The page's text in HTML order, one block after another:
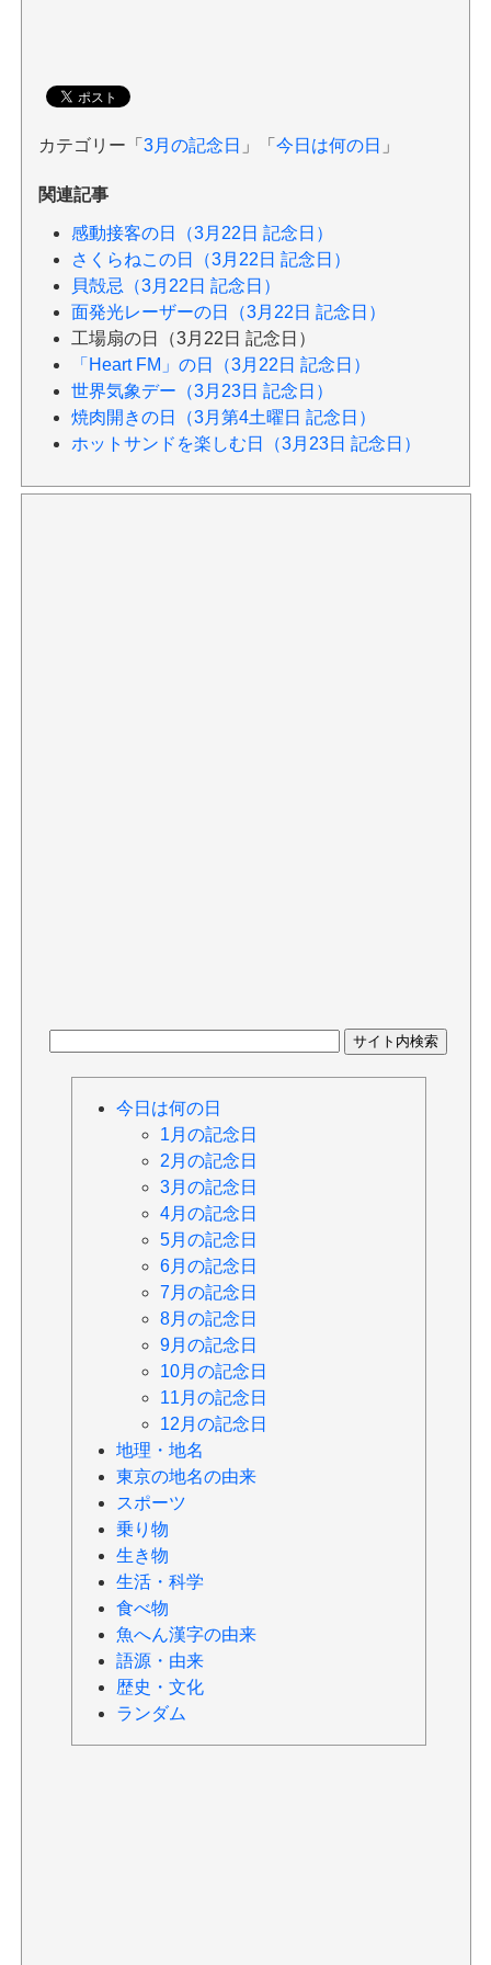
カテゴリー「 3月の記念日 」「 今日は何の日 」
関連記事
感動接客の日（3月22日 記念日）
さくらねこの日（3月22日 記念日）
貝殻忌（3月22日 記念日）
面発光レーザーの日（3月22日 記念日）
工場扇の日（3月22日 記念日）
「Heart FM」の日（3月22日 記念日）
世界気象デー（3月23日 記念日）
焼肉開きの日（3月第4土曜日 記念日）
ホットサンドを楽しむ日（3月23日 記念日）
今日は何の日
1月の記念日
2月の記念日
3月の記念日
4月の記念日
5月の記念日
6月の記念日
7月の記念日
8月の記念日
9月の記念日
10月の記念日
11月の記念日
12月の記念日
地理・地名
東京の地名の由来
スポーツ
乗り物
生き物
生活・科学
食べ物
魚へん漢字の由来
語源・由来
歴史・文化
ランダム